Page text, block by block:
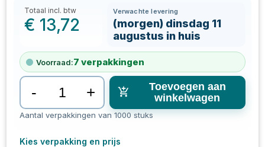
Totaal incl. btw
€ 13,72
Verwachte levering
(morgen) dinsdag 11
augustus in huis
Voorraad:7 verpakkingen
- +
Toevoegen aan
winkelwagen
Aantal verpakkingen van 1000 stuks
Kies verpakking en prijs